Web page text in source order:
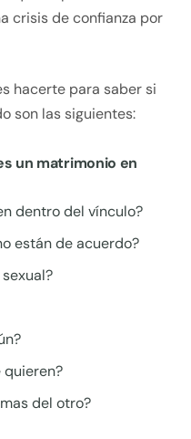
crisis de confianza por
hacerte para saber si
son las siguientes:
un matrimonio en
dentro del vínculo?
están de acuerdo?
quieren?
del otro?